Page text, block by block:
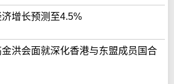
增长预测至4.5%
洪会面就深化香港与东盟成员国合